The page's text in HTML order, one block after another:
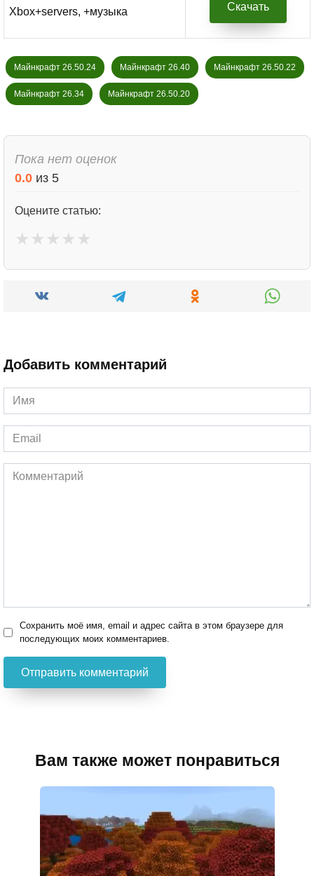
Xbox+servers, +музыка Скачать
Майнкрафт 26.50.24 Майнкрафт 26.40 Майнкрафт 26.50.22
Майнкрафт 26.34 Майнкрафт 26.50.20
Пока нет оценок
0.0 из 5
Оцените статью:
★ ★ ★ ★ ★
Добавить комментарий
Имя
*
Email
*
Комментарий
Сохранить моё имя, email и адрес сайта в этом браузере для
последующих моих комментариев.
Вам также может понравиться